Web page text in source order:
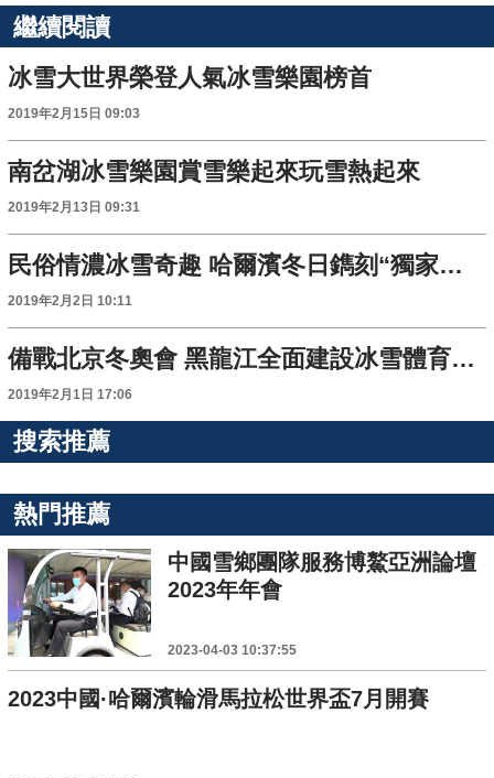
繼續閱讀
冰雪大世界榮登人氣冰雪樂園榜首
2019年2月15日 09:03
南岔湖冰雪樂園賞雪樂起來玩雪熱起來
2019年2月13日 09:31
民俗情濃冰雪奇趣 哈爾濱冬日鐫刻“獨家記憶”
2019年2月2日 10:11
備戰北京冬奧會 黑龍江全面建設冰雪體育強省
2019年2月1日 17:06
搜索推薦
熱門推薦
中國雪鄉團隊服務博鰲亞洲論壇
2023年年會
2023-04-03 10:37:55
2023中國·哈爾濱輪滑馬拉松世界盃7月開賽